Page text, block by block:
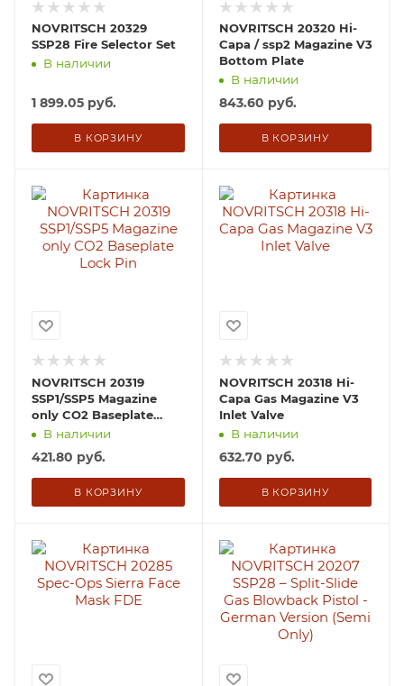
NOVRITSCH 20329
SSP28 Fire Selector Set
В наличии
1 899.05 руб.
В КОРЗИНУ
NOVRITSCH 20320 Hi-
Capa / ssp2 Magazine V3
Bottom Plate
В наличии
843.60 руб.
В КОРЗИНУ
NOVRITSCH 20319
SSP1/SSP5 Magazine
only CO2 Baseplate
Lock Pin
В наличии
421.80 руб.
В КОРЗИНУ
NOVRITSCH 20318 Hi-
Capa Gas Magazine V3
Inlet Valve
В наличии
632.70 руб.
В КОРЗИНУ